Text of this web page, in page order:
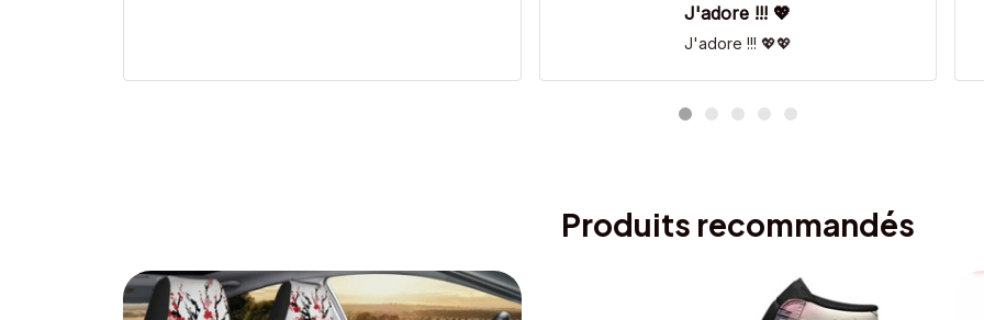
J'adore !!! 💖
J'adore !!! 💖💖
Produits recommandés